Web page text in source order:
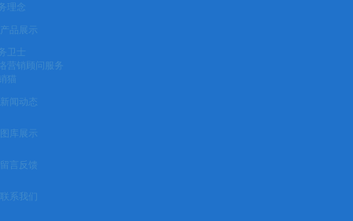
理念
产品展示
卫士
营销顾问服务
猫
新闻动态
图库展示
留言反馈
联系我们